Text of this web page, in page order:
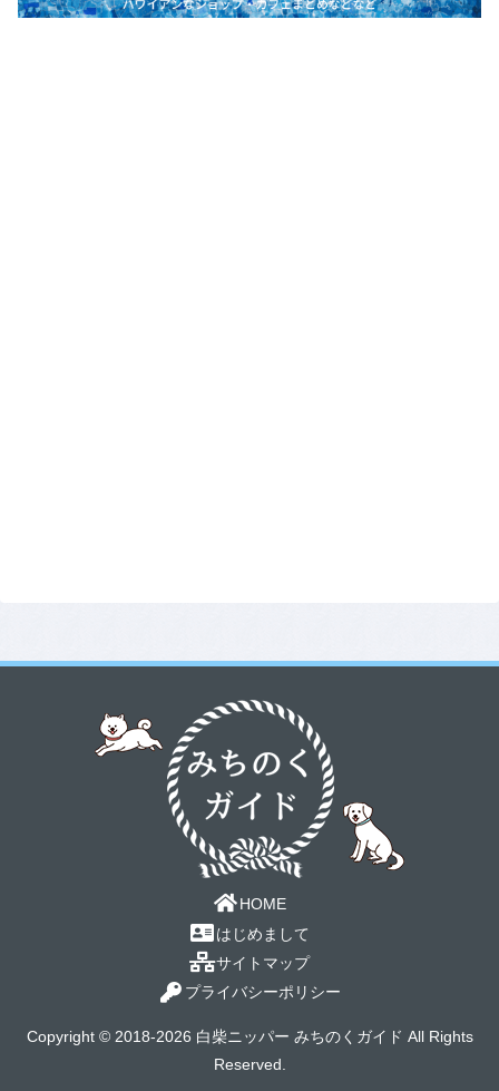
HOME
はじめまして
サイトマップ
プライバシーポリシー
Copyright © 2018-2026 白柴ニッパー みちのくガイド All Rights
Reserved.